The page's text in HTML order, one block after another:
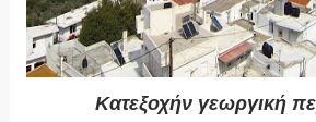
Κατεξοχήν γεωργική